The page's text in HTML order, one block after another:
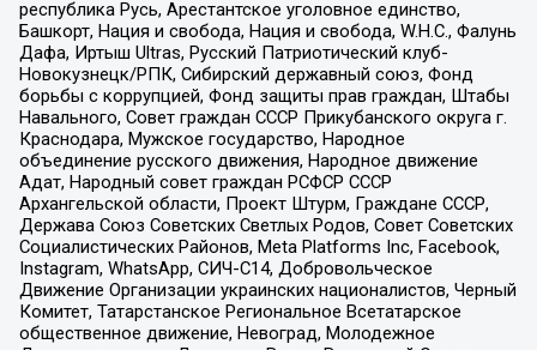
республика Русь, Арестантское уголовное единство,
Башкорт, Нация и свобода, Нация и свобода, W.H.С., Фалунь
Дафа, Иртыш Ultras, Русский Патриотический клуб-
Новокузнецк/РПК, Сибирский державный союз, Фонд
борьбы с коррупцией, Фонд защиты прав граждан, Штабы
Навального, Совет граждан СССР Прикубанского округа г.
Краснодара, Мужское государство, Народное
объединение русского движения, Народное движение
Адат, Народный совет граждан РСФСР СССР
Архангельской области, Проект Штурм, Граждане СССР,
Держава Союз Советских Светлых Родов, Совет Советских
Социалистических Районов, Meta Platforms Inc, Facebook,
Instagram, WhatsApp, СИЧ-С14, Добровольческое
Движение Организации украинских националистов, Черный
Комитет, Татарстанское Региональное Всетатарское
общественное движение, Невоград, Молодежное